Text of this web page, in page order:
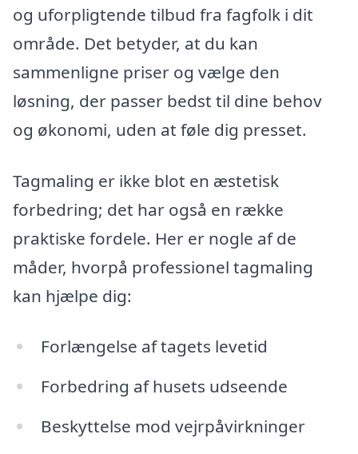
og uforpligtende tilbud fra fagfolk i dit
område. Det betyder, at du kan
sammenligne priser og vælge den
løsning, der passer bedst til dine behov
og økonomi, uden at føle dig presset.
Tagmaling er ikke blot en æstetisk
forbedring; det har også en række
praktiske fordele. Her er nogle af de
måder, hvorpå professionel tagmaling
kan hjælpe dig:
Forlængelse af tagets levetid
Forbedring af husets udseende
Beskyttelse mod vejrpåvirkninger